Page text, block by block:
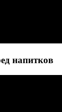
напитков